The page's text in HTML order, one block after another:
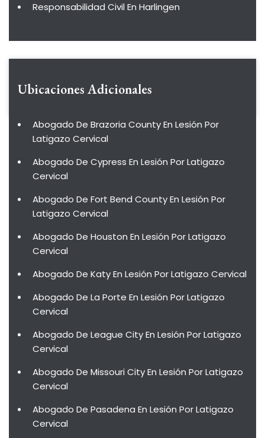
Responsabilidad Civil En Harlingen
Ubicaciones Adicionales
Abogado De Brazoria County En Lesión Por
Latigazo Cervical
Abogado De Cypress En Lesión Por Latigazo
Cervical
Abogado De Fort Bend County En Lesión Por
Latigazo Cervical
Abogado De Houston En Lesión Por Latigazo
Cervical
Abogado De Katy En Lesión Por Latigazo Cervical
Abogado De La Porte En Lesión Por Latigazo
Cervical
Abogado De League City En Lesión Por Latigazo
Cervical
Abogado De Missouri City En Lesión Por Latigazo
Cervical
Abogado De Pasadena En Lesión Por Latigazo
Cervical